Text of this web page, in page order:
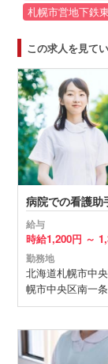
札幌市営地下鉄
この求人を見て
病院での看護助
給与
時給1,200円 ～
勤務地
北海道札幌市中
幌市中央区南一条